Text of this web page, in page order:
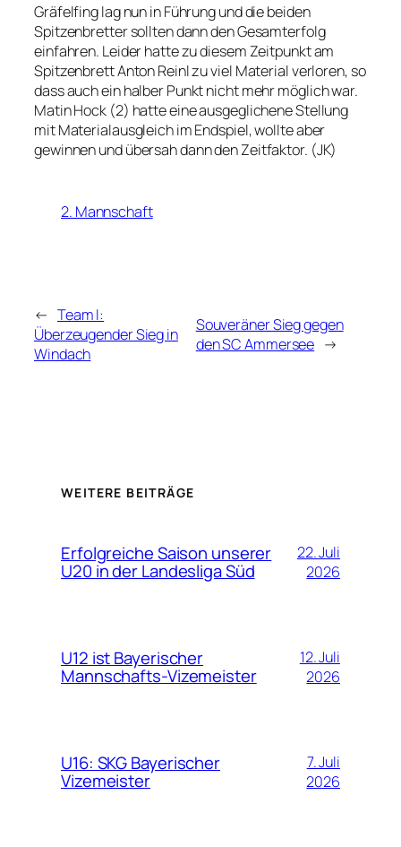
Gräfelfing lag nun in Führung und die beiden
Spitzenbretter sollten dann den Gesamterfolg
einfahren. Leider hatte zu diesem Zeitpunkt am
Spitzenbrett Anton Reinl zu viel Material verloren, so
dass auch ein halber Punkt nicht mehr möglich war.
Matin Hock (2) hatte eine ausgeglichene Stellung
mit Materialausgleich im Endspiel, wollte aber
gewinnen und übersah dann den Zeitfaktor. (JK)
2. Mannschaft
← Team I:
Überzeugender Sieg in
Windach
Souveräner Sieg gegen
den SC Ammersee →
WEITERE BEITRÄGE
Erfolgreiche Saison unserer
U20 in der Landesliga Süd
22. Juli
2026
U12 ist Bayerischer
Mannschafts-Vizemeister
12. Juli
2026
U16: SKG Bayerischer
Vizemeister
7. Juli
2026